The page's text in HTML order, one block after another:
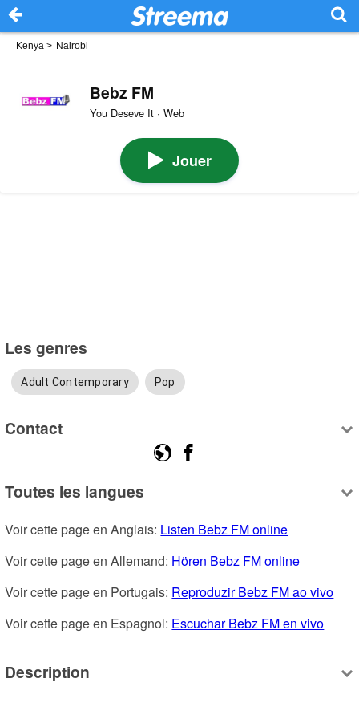
Kenya > Nairobi
Bebz FM
You Deseve It · Web
Jouer
Les genres
Adult Contemporary Pop
Contact
Toutes les langues
Voir cette page en Anglais: Listen Bebz FM online
Voir cette page en Allemand: Hören Bebz FM online
Voir cette page en Portugais: Reproduzir Bebz FM ao vivo
Voir cette page en Espagnol: Escuchar Bebz FM en vivo
Description